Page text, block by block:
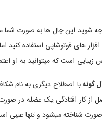
شوید این چال ها به صورت شما
افزار های فوتوشاپی استفاده کنید
است که میتوانید به او
گونهبا اصطلاح دیگری به نام
از کار افتادگی یک عضله در
شناخته میشود و تنها عیبی